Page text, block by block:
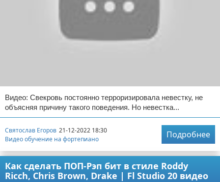
Видео: Свекровь постоянно терроризировала невестку, не
объясняя причину такого поведения. Но невестка...
Святослав Егоров 21-12-2022 18:30
Видео обучение на фортепиано
Подробнее
Как сделать ПОП-Рэп бит в стиле Roddy
Ricch, Chris Brown, Drake | Fl Studio 20 видео